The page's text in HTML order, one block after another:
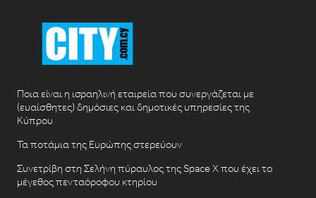
Ποια είναι η ισραηλινή εταιρεία που συνεργάζεται με
(ευαίσθητες) δημόσιες και δημοτικές υπηρεσίες της
Κύπρου
Τα ποτάμια της Ευρώπης στερεύουν
Συνετρίβη στη Σελήνη πύραυλος της Space X που έχει το
μέγεθος πενταόροφου κτηρίου